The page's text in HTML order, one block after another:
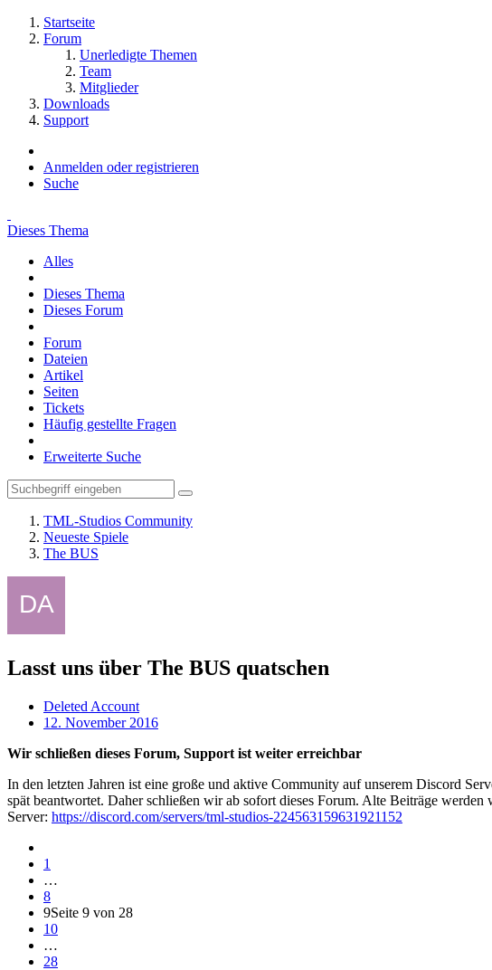
Startseite
Forum
Unerledigte Themen
Team
Mitglieder
Downloads
Support
Anmelden oder registrieren
Suche
Dieses Thema
Alles
Dieses Thema
Dieses Forum
Forum
Dateien
Artikel
Seiten
Tickets
Häufig gestellte Fragen
Erweiterte Suche
TML-Studios Community
Neueste Spiele
The BUS
Lasst uns über The BUS quatschen
Deleted Account
12. November 2016
Wir schließen dieses Forum, Support ist weiter erreichbar
In den letzten Jahren ist eine große und aktive Community auf unserem Discord
spät beantwortet. Daher schließen wir ab sofort dieses Forum. Alte Beiträge
Server: https://discord.com/servers/tml-studios-224563159631921152
1
…
8
9Seite 9 von 28
10
…
28